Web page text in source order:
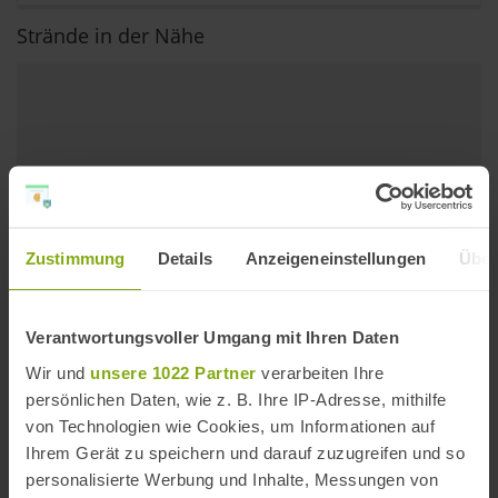
Zustimmung Details Anzeigeneinstellungen
Verantwortungsvoller Umgang mit Ihren Daten
Wir und unsere 1022 Partner verarbeiten Ihre
persönlichen Daten, wie z. B. Ihre IP-Adresse, mithilfe
von Technologien wie Cookies, um Informationen auf
Ihrem Gerät zu speichern und darauf zuzugreifen und so
personalisierte Werbung und Inhalte, Messungen von
Strände in der Nähe
Playa La Gaviota
Entfernung: 3,66 km